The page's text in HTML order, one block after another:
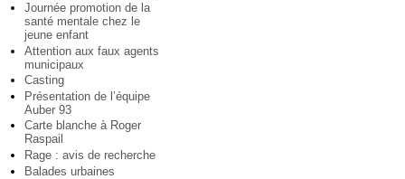
Journée promotion de la
santé mentale chez le
jeune enfant
Attention aux faux agents
municipaux
Casting
Présentation de l’équipe
Auber 93
Carte blanche à Roger
Raspail
Rage : avis de recherche
Balades urbaines